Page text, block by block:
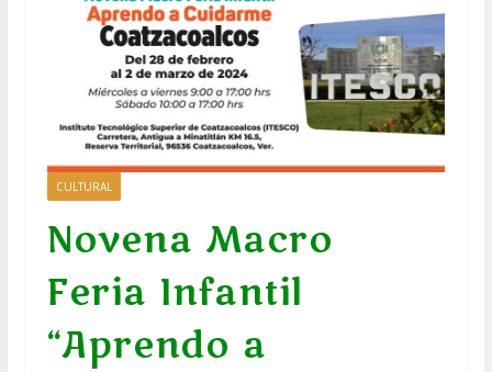
CULTURAL
Novena Macro
Feria Infantil
“Aprendo a